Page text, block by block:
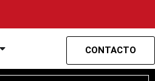
Abrir Servicios CONTACTO